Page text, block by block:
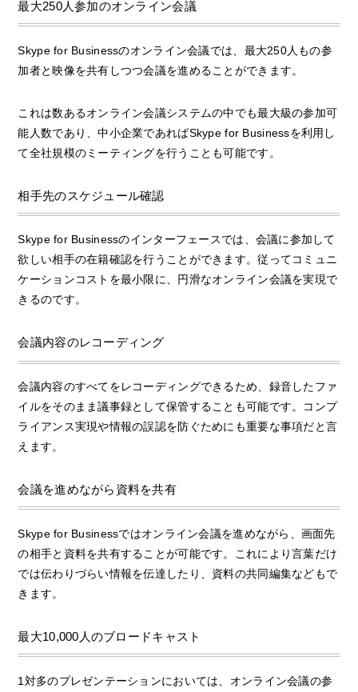
最大250人参加のオンライン会議
Skype for Businessのオンライン会議では、最大250人もの参
加者と映像を共有しつつ会議を進めることができます。
これは数あるオンライン会議システムの中でも最大級の参加可
能人数であり、中小企業であればSkype for Businessを利用し
て全社規模のミーティングを行うことも可能です。
相手先のスケジュール確認
Skype for Businessのインターフェースでは、会議に参加して
欲しい相手の在籍確認を行うことができます。従ってコミュニ
ケーションコストを最小限に、円滑なオンライン会議を実現で
きるのです。
会議内容のレコーディング
会議内容のすべてをレコーディングできるため、録音したファ
イルをそのまま議事録として保管することも可能です。コンプ
ライアンス実現や情報の誤認を防ぐためにも重要な事項だと言
えます。
会議を進めながら資料を共有
Skype for Businessではオンライン会議を進めながら、画面先
の相手と資料を共有することが可能です。これにより言葉だけ
では伝わりづらい情報を伝達したり、資料の共同編集などもで
きます。
最大10,000人のブロードキャスト
1対多のプレゼンテーションにおいては、オンライン会議の参